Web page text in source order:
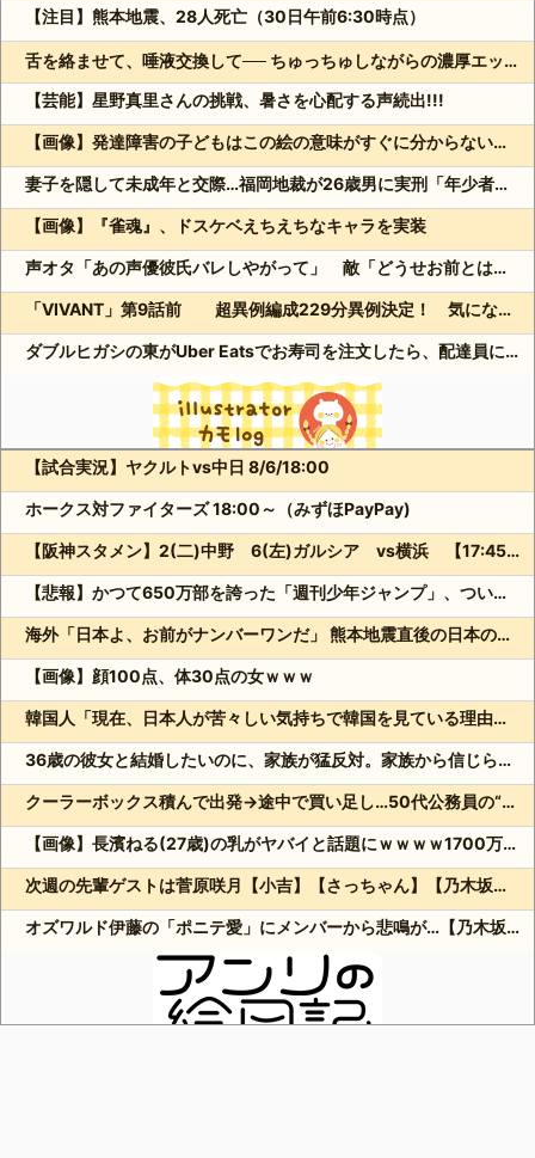
【注目】熊本地震、28人死亡（30日午前6:30時点）
舌を絡ませて、唾液交換して── ちゅっちゅしながらの濃厚エッ画像♪
【芸能】星野真里さんの挑戦、暑さを心配する声続出!!!
【画像】発達障害の子どもはこの絵の意味がすぐに分からないらしい
妻子を隠して未成年と交際…福岡地裁が26歳男に実刑「年少者の未熟さにつけ込んだ」
【画像】『雀魂』、ドスケベえちえちなキャラを実装
声オタ「あの声優彼氏バレしやがって」 敵「どうせお前とは付き合えないのにｗ」←これ
「VIVANT」第9話前 超異例編成229分異例決定！ 気になる「裏の裏」黒須（松坂桃李）飛び交う考察
ダブルヒガシの東がUber Eatsでお寿司を注文したら、配達員に全て食べられる!?
Powered by livedoor 相互RSS
【試合実況】ヤクルトvs中日 8/6/18:00
ホークス対ファイターズ 18:00～（みずほPayPay)
【阪神スタメン】2(二)中野 6(左)ガルシア vs横浜 【17:45試合開始予定】 2026/08/06
【悲報】かつて650万部を誇った「週刊少年ジャンプ」、ついに発行部数が100万部を割る・・・
海外「日本よ、お前がナンバーワンだ」 熊本地震直後の日本の対応のスピードに世界が衝撃
【画像】顔100点、体30点の女ｗｗｗ
韓国人「現在、日本人が苦々しい気持ちで韓国を見ている理由がこちら…」→「相当悔しがってるだろうな…（ﾌﾞﾙﾌﾞﾙ」＝韓国の反応
36歳の彼女と結婚したいのに、家族が猛反対。家族から信じられない言葉が飛び出した… 他
クーラーボックス積んで出発→途中で買い足し…50代公務員の“ドライブ”が地獄すぎた 他
【画像】長濱ねる(27歳)の乳がヤバイと話題にｗｗｗｗ1700万バズｗｗｗｗｗｗｗｗｗｗ 他
次週の先輩ゲストは菅原咲月【小吉】【さっちゃん】【乃木坂スター誕生！SIX】【乃木坂46】
オズワルド伊藤の「ポニテ愛」にメンバーから悲鳴が…【乃木坂スター誕生！SIX】【乃木坂46】